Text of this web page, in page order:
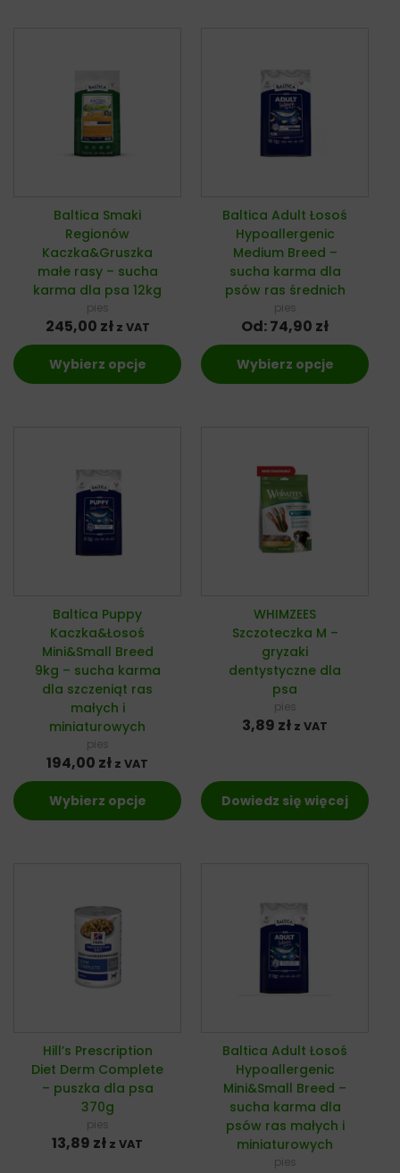
Baltica Smaki
Regionów
Kaczka&Gruszka
małe rasy – sucha
karma dla psa 12kg
pies
245,00 zł z VAT
Wybierz opcje
Baltica Adult Łosoś
Hypoallergenic
Medium Breed –
sucha karma dla
psów ras średnich
pies
Od:74,90 zł
Wybierz opcje
Baltica Puppy
Kaczka&Łosoś
Mini&Small Breed
9kg – sucha karma
dla szczeniąt ras
małych i
miniaturowych
pies
194,00 zł z VAT
Wybierz opcje
WHIMZEES
Szczoteczka M –
gryzaki
dentystyczne dla
psa
pies
3,89 zł z VAT
Dowiedz się więcej
Hill’s Prescription
Diet Derm Complete
– puszka dla psa
370g
pies
13,89 zł z VAT
Baltica Adult Łosoś
Hypoallergenic
Mini&Small Breed –
sucha karma dla
psów ras małych i
miniaturowych
pies